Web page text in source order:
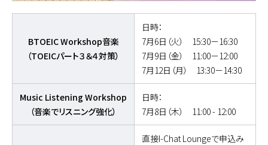
BTOEIC Workshop音楽
（TOEICパート３＆４対策）
日時：
7月6日（火） 15:30－16:30
7月9日（金） 11:00－12:00
7月12日（月） 13:30－14:30
Music Listening Workshop
（音楽でリスニング強化）
日時：
7月8日（木） 11:00 - 12:00
直接I-Chat Loungeで申込み